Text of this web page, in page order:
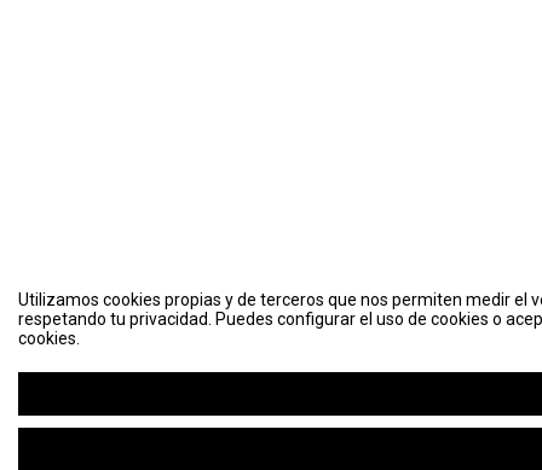
Utilizamos cookies propias y de terceros que nos permiten medir el
respetando tu privacidad. Puedes configurar el uso de cookies o
cookies.